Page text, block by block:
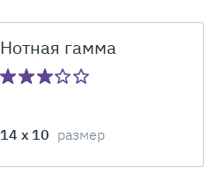
Нотная гамма
14 x 10 размер